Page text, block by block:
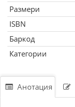
Размери
ISBN
Баркод
Категории
Анотация